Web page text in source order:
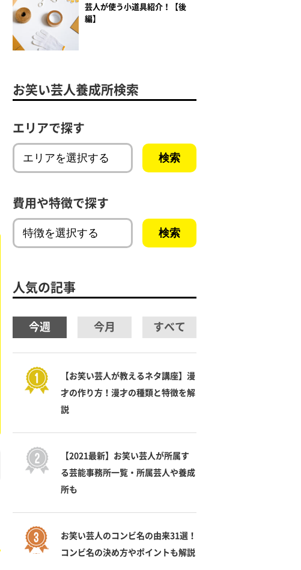
芸人が使う小道具紹介！【後
編】
お笑い芸人養成所検索
エリアで探す
費用や特徴で探す
人気の記事
今週 今月 すべて
【お笑い芸人が教えるネタ講座】漫
才の作り方！漫才の種類と特徴を解
説
【2021最新】お笑い芸人が所属す
る芸能事務所一覧・所属芸人や養成
所も
お笑い芸人のコンビ名の由来31選！
コンビ名の決め方やポイントも解説